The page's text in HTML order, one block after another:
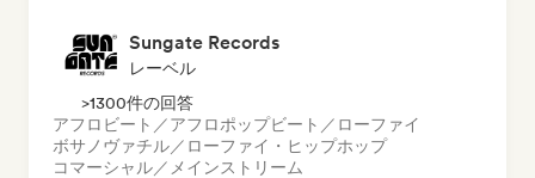
Sungate Records
レーベル
>1300件の回答
アフロビート／アフロポップビート／ローファイ
ボサノヴァチル／ローファイ・ヒップホップ
コマーシャル／メインストリーム